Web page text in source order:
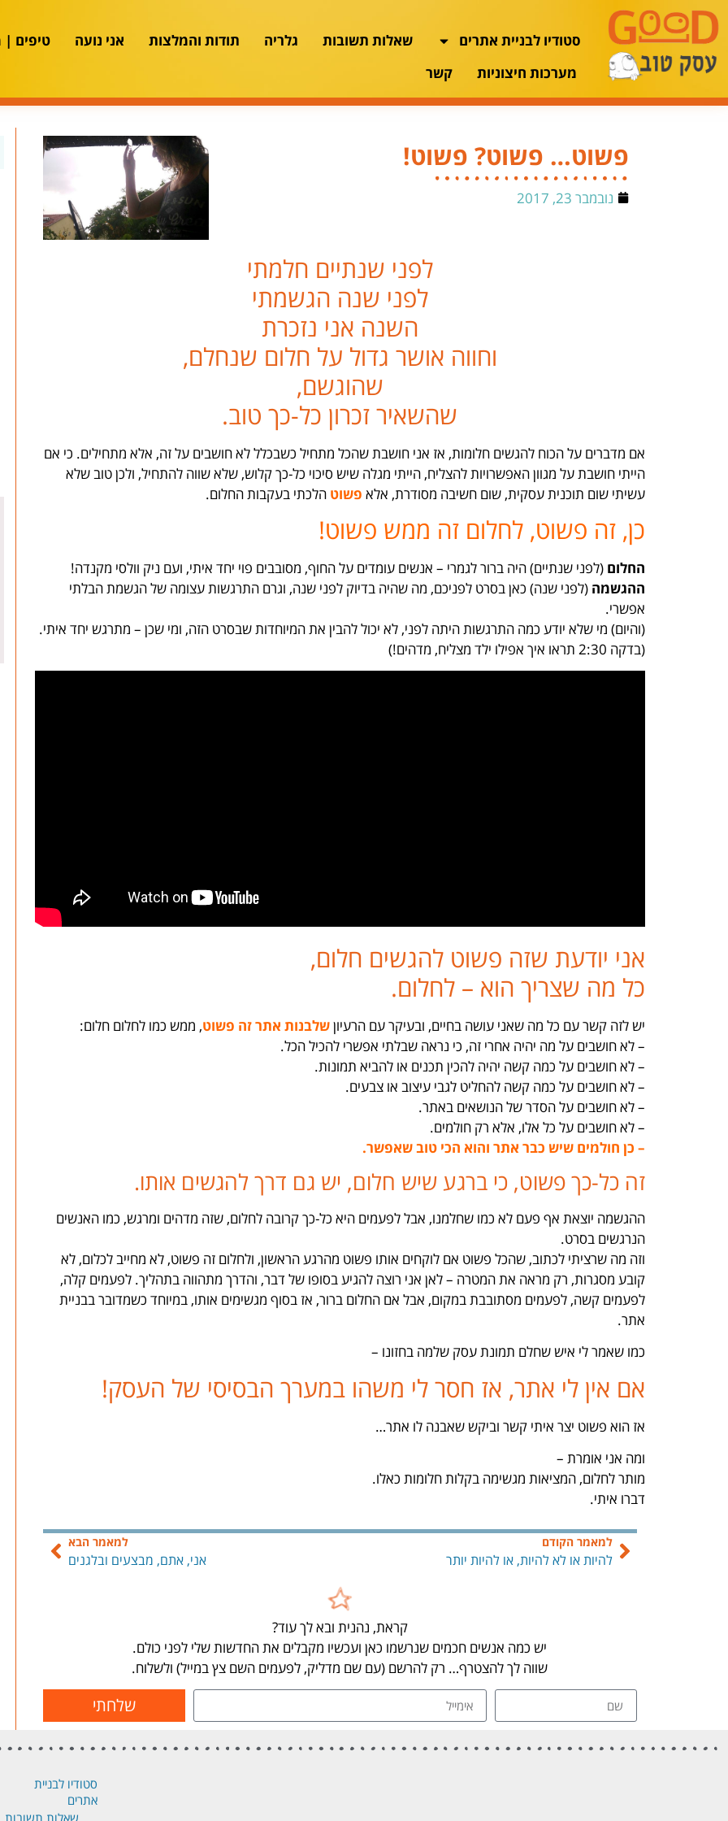
סטודיו לבניית אתרים שאלות תשובות גלריה תודות והמלצות אני נועה
טיפים
מערכות חיצוניות
קשר
פשוט… פשוט? פשוט!
נובמבר 23, 2017
לפני שנתיים חלמתי
לפני שנה הגשמתי
השנה אני נזכרת
וחווה אושר גדול על חלום שנחלם,
שהוגשם,
שהשאיר זכרון כל-כך טוב.
אם מדברים על הכוח להגשים חלומות, אז אני חושבת שהכל מתחיל כשבכלל לא חושבים על זה, אלא מתחילים. כי אם
הייתי חושבת על מגוון האפשרויות להצליח, הייתי מגלה שיש סיכוי כל-כך קלוש, שלא שווה להתחיל, ולכן טוב שלא
עשיתי שום תוכנית עסקית, שום חשיבה מסודרת, אלא פשוט הלכתי בעקבות החלום.
כן, זה פשוט, לחלום זה ממש פשוט!
החלום (לפני שנתיים) היה ברור לגמרי – אנשים עומדים על החוף, מסובבים פוי יחד איתי, ועם ניק וולסי מקנדה!
ההגשמה (לפני שנה) כאן בסרט לפניכם, מה שהיה בדיוק לפני שנה, וגרם התרגשות עצומה של הגשמת הבלתי
אפשרי.
(והיום) מי שלא יודע כמה התרגשות היתה לפני, לא יכול להבין את המיוחדות שבסרט הזה, ומי שכן – מתרגש יחד איתי.
(בדקה 2:30 תראו איך אפילו ילד מצליח, מדהים!)
אני יודעת שזה פשוט להגשים חלום,
כל מה שצריך הוא – לחלום.
יש לזה קשר עם כל מה שאני עושה בחיים, ובעיקר עם הרעיוןשלבנות אתר זה פשוט, ממש כמו לחלום חלום:
– לא חושבים על מה יהיה אחרי זה, כי נראה שבלתי אפשרי להכיל הכל.
– לא חושבים על כמה קשה יהיה להכין תכנים או להביא תמונות.
– לא חושבים על כמה קשה להחליט לגבי עיצוב או צבעים.
– לא חושבים על הסדר של הנושאים באתר.
– לא חושבים על כל אלו, אלא רק חולמים.
– כן חולמים שיש כבר אתר והוא הכי טוב שאפשר.
זה כל-כך פשוט, כי ברגע שיש חלום, יש גם דרך להגשים אותו.
ההגשמה יוצאת אף פעם לא כמו שחלמנו, אבל לפעמים היא כל-כך קרובה לחלום, שזה מדהים ומרגש, כמו האנשים
הנרגשים בסרט.
וזה מה שרציתי לכתוב, שהכל פשוט אם לוקחים אותו פשוט מהרגע הראשון, ולחלום זה פשוט, לא מחייב לכלום, לא
קובע מסגרות, רק מראה את המטרה – לאן אני רוצה להגיע בסופו של דבר, והדרך מתהווה בתהליך. לפעמים קלה,
לפעמים קשה, לפעמים מסתובבת במקום, אבל אם החלום ברור, אז בסוף מגשימים אותו, במיוחד כשמדובר בבניית
אתר.
כמו שאמר לי איש שחלם תמונת עסק שלמה בחזונו –
אם אין לי אתר, אז חסר לי משהו במערך הבסיסי של העסק!
אז הוא פשוט יצר איתי קשר וביקש שאבנה לו אתר…
ומה אני אומרת –
מותר לחלום, המציאות מגשימה בקלות חלומות כאלו.
דברו איתי.
למאמר הקודם
להיות או לא להיות, או להיות יותר
למאמר הבא
אני, אתם, מבצעים ובלגנים
קראת, נהנית ובא לך עוד?
יש כמה אנשים חכמים שנרשמו כאן ועכשיו מקבלים את החדשות שלי לפני כולם.
שווה לך להצטרף… רק להרשם (עם שם מדליק, לפעמים השם צץ במייל) ולשלוח.
שלחתי
סטודיו לבניית
אתרים